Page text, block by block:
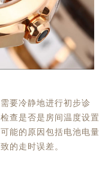
要冷静地进行初步诊
查是否是房间温度设置
能的原因包括电池电量
的走时误差。